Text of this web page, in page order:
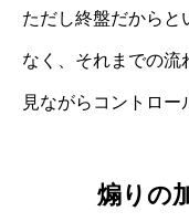
ただし終盤だからと
なく、それまでの流
見ながらコントロー
煽りの